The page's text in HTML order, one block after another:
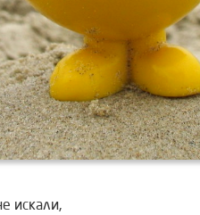
искали,